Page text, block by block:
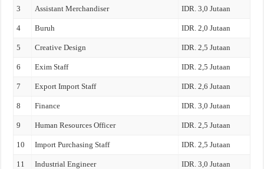
3 Assistant Merchandiser IDR. 3,0 Jutaan
4 Buruh IDR. 2,0 Jutaan
5 Creative Design IDR. 2,5 Jutaan
6 Exim Staff IDR. 2,5 Jutaan
7 Export Import Staff IDR. 2,6 Jutaan
8 Finance IDR. 3,0 Jutaan
9 Human Resources Officer IDR. 2,5 Jutaan
10 Import Purchasing Staff IDR. 2,5 Jutaan
11 Industrial Engineer IDR. 3,0 Jutaan